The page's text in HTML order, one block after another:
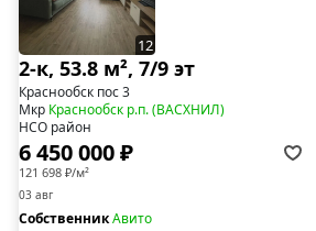
12
2-к, 53.8 м², 7/9 эт
Краснообск пос 3
Мкр Краснообск р.п. (ВАСХНИЛ)
НСО район
6 450 000 ₽
121 698 ₽/м²
03 авг
СобственникАвито